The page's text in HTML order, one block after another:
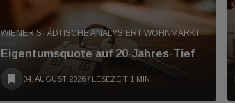
WIENER STÄDTISCHE ANALYSIERT WOHNMARKT
Eigentumsquote auf 20-Jahres-Tief
04. AUGUST 2026 / LESEZEIT 1 MIN